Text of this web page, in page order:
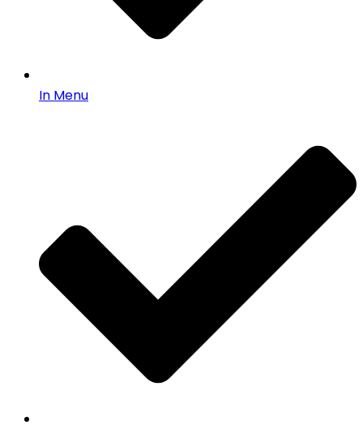
In Menu